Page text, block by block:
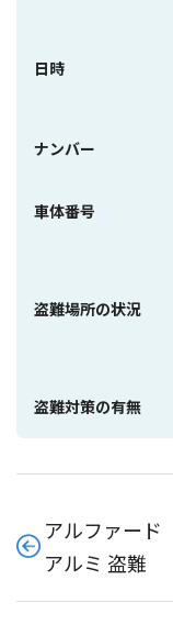
日時
ナンバー
車体番号
盗難場所の状況
盗難対策の有無
アルファー
アルミ 盗難